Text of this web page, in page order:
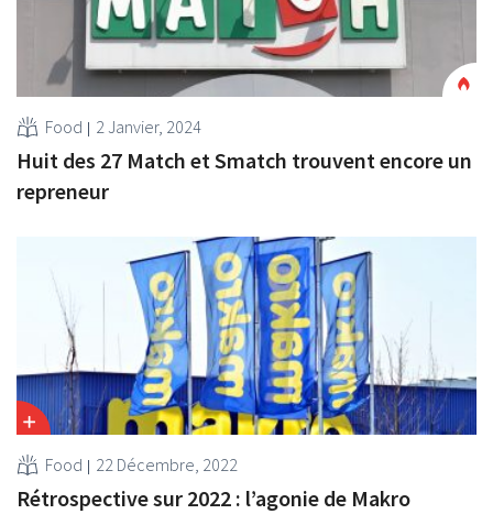
Food 2 Janvier, 2024
Huit des 27 Match et Smatch trouvent encore un
repreneur
Food 22 Décembre, 2022
Rétrospective sur 2022 : l’agonie de Makro